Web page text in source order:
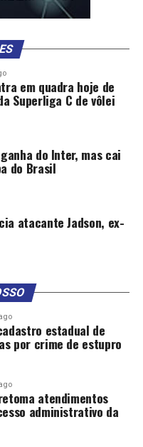
em quadra hoje de
Superliga C de vôlei
do Inter, mas cai
do Brasil
atacante Jadson, ex-
estadual de
por crime de estupro
atendimentos
administrativo da